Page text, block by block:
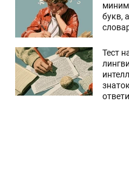
букв,
Тест